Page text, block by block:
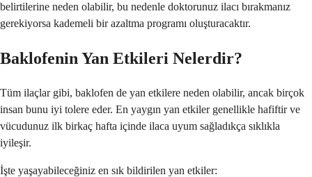
belirtilerine neden olabilir, bu nedenle doktorunuz ilacı bırakmanız
gerekiyorsa kademeli bir azaltma programı oluşturacaktır.
Baklofenin Yan Etkileri Nelerdir?
Tüm ilaçlar gibi, baklofen de yan etkilere neden olabilir, ancak birçok
insan bunu iyi tolere eder. En yaygın yan etkiler genellikle hafiftir ve
vücudunuz ilk birkaç hafta içinde ilaca uyum sağladıkça sıklıkla
iyileşir.
İşte yaşayabileceğiniz en sık bildirilen yan etkiler: